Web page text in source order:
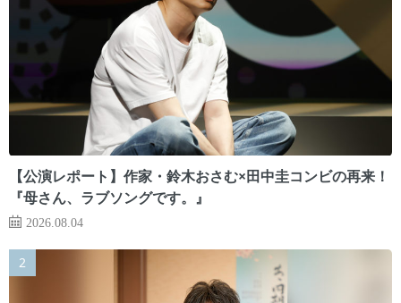
【公演レポート】作家・鈴木おさむ×田中圭コンビの再来！
『母さん、ラブソングです。』
2026.08.04